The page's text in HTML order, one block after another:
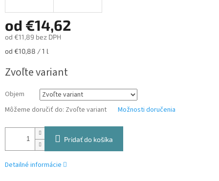
od €14,62
od €11,89 bez DPH
Jednotková
od €10,88 / 1 l
Zvoľte variant
Objem
Môžeme doručiť do: Zvoľte variant Možnosti doručenia
Pridať do košíka
Detailné informácie